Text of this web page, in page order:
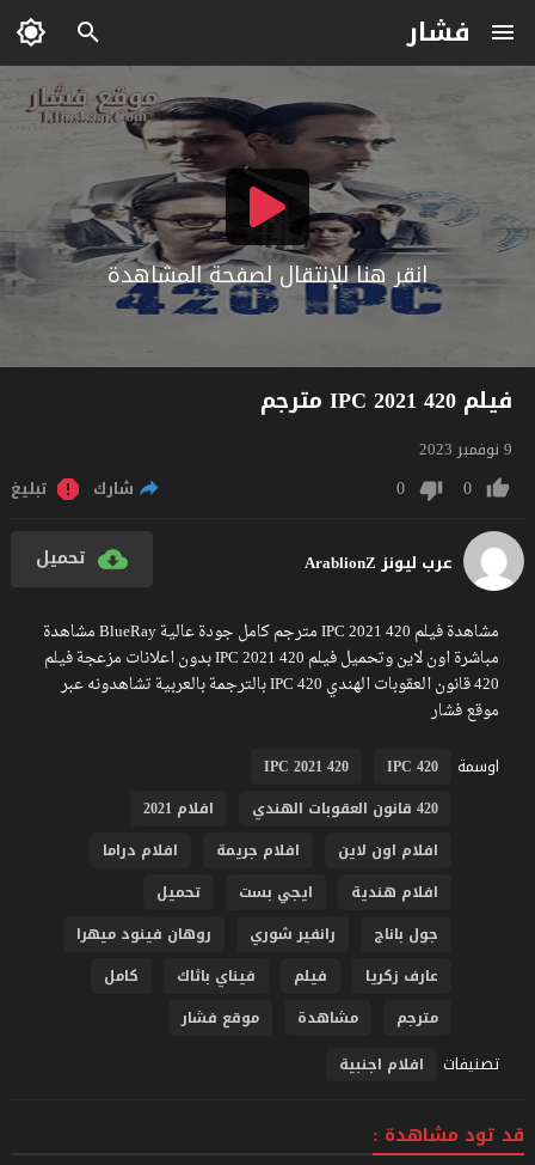
فشار
انقر هنا للإنتقال لصفحة المشاهدة
فيلم 420 IPC 2021 مترجم
9 نوفمبر 2023
0
0 شارك تبليغ
عرب ليونز ArablionZ تحميل
مشاهدة فيلم 420 IPC 2021 مترجم كامل جودة عالية BlueRay مشاهدة
مباشرة اون لاين وتحميل فيلم 420 IPC 2021 بدون اعلانات مزعجة فيلم
420 قانون العقوبات الهندي 420 IPC بالترجمة بالعربية تشاهدونه عبر
موقع فشار
اوسمة
420 IPC
420 IPC 2021
420 قانون العقوبات الهندي
افلام 2021
افلام اون لاين
افلام جريمة
افلام دراما
افلام هندية
ايجي بست
تحميل
جول باناج
رانفير شوري
روهان فينود ميهرا
عارف زكريا
فيلم فيناي باثاك
كامل
مترجم
مشاهدة موقع فشار
تصنيفات افلام اجنبية
قد تود مشاهدة :